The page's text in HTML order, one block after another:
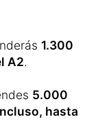
1.300
A2.
5.000
hasta